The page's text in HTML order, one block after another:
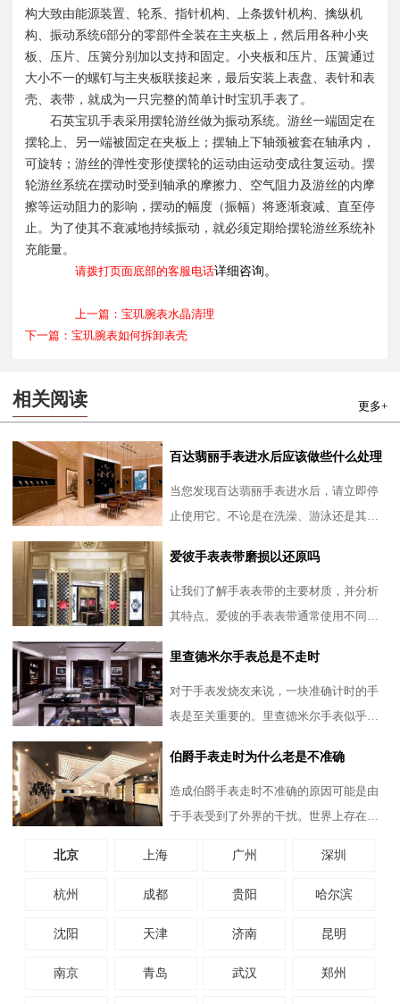
构大致由能源装置、轮系、指针机构、上条拨针机构、擒纵机
构、振动系统6部分的零部件全装在主夹板上，然后用各种小夹
板、压片、压簧分别加以支持和固定。小夹板和压片、压簧通过
大小不一的螺钉与主夹板联接起来，最后安装上表盘、表针和表
壳、表带，就成为一只完整的简单计时宝玑手表了。
石英宝玑手表采用摆轮游丝做为振动系统。游丝一端固定在
摆轮上、另一端被固定在夹板上；摆轴上下轴颈被套在轴承内，
可旋转；游丝的弹性变形使摆轮的运动由运动变成往复运动。摆
轮游丝系统在摆动时受到轴承的摩擦力、空气阻力及游丝的内摩
擦等运动阻力的影响，摆动的幅度（振幅）将逐渐衰减、直至停
止。为了使其不衰减地持续振动，就必须定期给摆轮游丝系统补
充能量。
请拨打页面底部的客服电话详细咨询。
上一篇：宝玑腕表水晶清理
下一篇：宝玑腕表如何拆卸表壳
相关阅读 更多+
百达翡丽手表进水后应该做些什么处理
当您发现百达翡丽手表进水后，请立即停
止使用它。不论是在洗澡、游泳还是其他
手腕上取下，以避免进一
爱彼手表表带磨损以还原吗
让我们了解手表表带的主要材质，并分析
其特点。爱彼的手表表带通常使用不同种
属。皮革表带具有柔软舒
里查德米尔手表总是不走时
对于手表发烧友来说，一块准确计时的手
表是至关重要的。里查德米尔手表似乎并
换电池，甚至是送回制表
伯爵手表走时为什么老是不准确
造成伯爵手表走时不准确的原因可能是由
于手表受到了外界的干扰。世界上存在着
北京 上海 广州 深圳
杭州 成都 贵阳 哈尔滨
沈阳 天津 济南 昆明
南京 青岛 武汉 郑州